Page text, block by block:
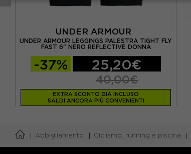
UNDER ARMOUR
UNDER ARMOUR LEGGINGS PALESTRA TIGHT FLY
FAST 6" NERO REFLECTIVE DONNA
-37% 25,20€
40,00€
EXTRA SCONTO GIÀ INCLUSO
SALDI ANCORA PIÙ CONVENIENTI
Abbigliamento Ciclismo, running e piscina